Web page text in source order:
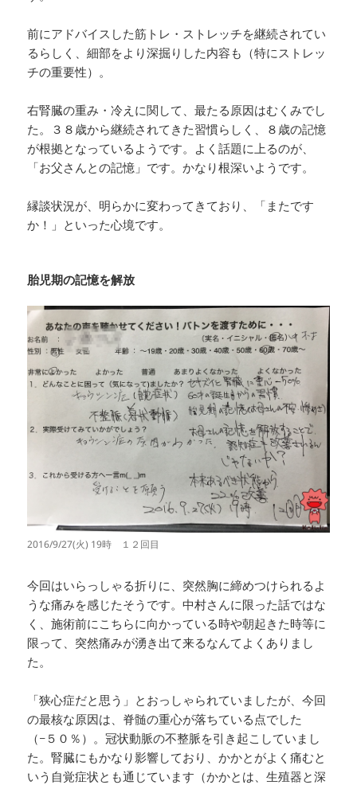
前にアドバイスした筋トレ・ストレッチを継続されてい
るらしく、細部をより深掘りした内容も（特にストレッ
チの重要性）。
右腎臓の重み・冷えに関して、最たる原因はむくみでし
た。３８歳から継続されてきた習慣らしく、８歳の記憶
が根拠となっているようです。よく話題に上るのが、
「お父さんとの記憶」です。かなり根深いようです。
縁談状況が、明らかに変わってきており、「またです
か！」といった心境です。
胎児期の記憶を解放
2016/9/27(火) 19時 １２回目
今回はいらっしゃる折りに、突然胸に締めつけられるよ
うな痛みを感じたそうです。中村さんに限った話ではな
く、施術前にこちらに向かっている時や朝起きた時等に
限って、突然痛みが湧き出て来るなんてよくありまし
た。
「狭心症だと思う」とおっしゃられていましたが、今回
の最核な原因は、脊髄の重心が落ちている点でした
（−５０％）。冠状動脈の不整脈を引き起こしていまし
た。腎臓にもかなり影響しており、かかとがよく痛むと
いう自覚症状とも通じています（かかとは、生殖器と深